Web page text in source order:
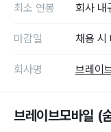
브레이브모바일 (
최소 연봉 회사 내
마감일 채용 시
회사명 브레이